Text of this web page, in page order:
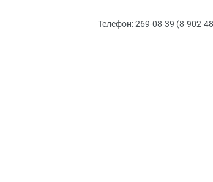
Телефон: 269-08-39 (8-902-